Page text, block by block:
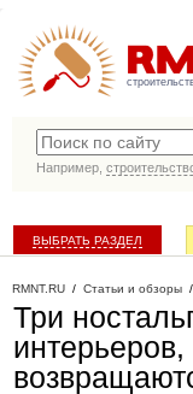
Например,
ВЫБРАТЬ РАЗДЕЛ
RMNT.RU / Статьи и обзоры /
Три